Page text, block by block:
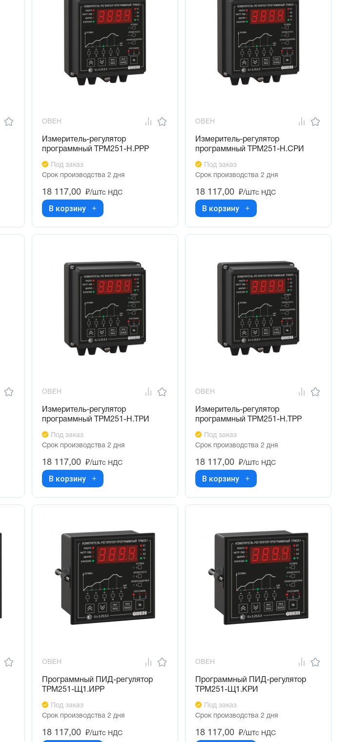
ОВЕН
Измеритель-регулятор
программный ТРМ251-Н.РРР
Под заказ
Срок производства 2 дня
18 117,00 ₽/штс НДС
В корзину
ОВЕН
Измеритель-регулятор
программный ТРМ251-Н.СРИ
Под заказ
Срок производства 2 дня
18 117,00 ₽/штс НДС
В корзину
ОВЕН
Измеритель-регулятор
программный ТРМ251-Н.ТРИ
Под заказ
Срок производства 2 дня
18 117,00 ₽/штс НДС
В корзину
ОВЕН
Измеритель-регулятор
программный ТРМ251-Н.ТРР
Под заказ
Срок производства 2 дня
18 117,00 ₽/штс НДС
В корзину
ОВЕН
Программный ПИД-регулятор
ТРМ251-Щ1.ИРР
Под заказ
Срок производства 2 дня
18 117,00 ₽/штс НДС
ОВЕН
Программный ПИД-регулятор
ТРМ251-Щ1.КРИ
Под заказ
Срок производства 2 дня
18 117,00 ₽/штс НДС